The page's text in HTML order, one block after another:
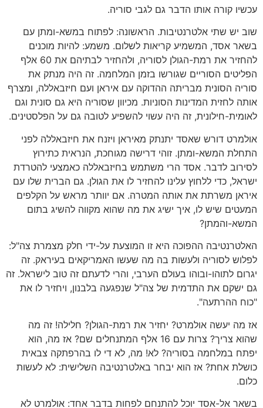
עכשיו קורה אותו הדבר גם לגבי סוריה.
שוב יש שתי אלטרנטיבות. הראשונה: לפתוח במשא-ומתן עם
בשאר אסד, המשמיע קריאות לשלום. משמע: להיות מוכנים
להחזיר את רמת-הגולן לסוריה, ולהחזיר לבתיהם את 60 אלף
הפליטים הסוריים שגורשו בזמן המלחמה. זה היה מנתק את
סוריה הסונית מבריתה ההדוקה עם איראן ועם חיזבאללה, ומצרף
אותה לחזית המדינות הסוניות. מכיוון שסוריה היא גם סונית וגם
לאומית-חילונית, זה היה עשוי להשפיע לטובה גם על הפלסטינים.
אולמרט דורש שאסד יתנתק מאיראן ויזנח את חיזבאללה לפני
התחלת המשא-ומתן. זוהי דרישה מגוחכת, הנראית כתירוץ
לסירוב לדבר. אסד הרי משתמש בחיזבאללה כאמצעי להטרדת
ישראל, כדי ללחוץ עלינו להחזיר לו את הגולן. גם הברית שלו עם
איראן משרתת את אותה המטרה. אם יוותר מראש על הקלפים
המעטים שיש לו, איך ישיג את מה שהוא מקווה להשיג בתום
המשא-והמתן?
האלטרנטיבה ההפוכה היא זו המוצעת על-ידי חלק מצמרת צה"ל:
לפלוש לסוריה ולעשות בה מה שעשו האמריקאים בעיראק. זה
יגרום לתוהו-ובוהו בעולם הערבי, והרי לדעתם זה טוב לישראל. זה
גם ישקם את התדמית של צה"ל שנפגעה בלבנון, ויחזיר לו את
"כוח ההרתעה".
אז מה יעשה אולמרט? יחזיר את רמת-הגולן? חלילה! זה מה
שהוא צריך? צרות עם 16 אלף המתנחלים שם? אז מה, הוא
יפתח במלחמה בסוריה? לא! מה, לא די לו בהרפתקה צבאית
כושלת אחת? אז הוא יבחר באלטרנטיבה השלישית: לא לעשות
כלום.
בשאר אל-אסד יוכל להתנחם לפחות בדבר אחד: אולמרט לא